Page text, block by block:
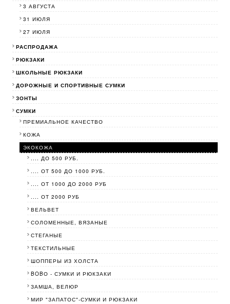
3 АВГУСТА
31 ИЮЛЯ
27 ИЮЛЯ
РАСПРОДАЖА
РЮКЗАКИ
ШКОЛЬНЫЕ РЮКЗАКИ
ДОРОЖНЫЕ И СПОРТИВНЫЕ СУМКИ
ЗОНТЫ
СУМКИ
ПРЕМИАЛЬНОЕ КАЧЕСТВО
КОЖА
ЭКОКОЖА
.... ДО 500 РУБ.
.... ОТ 500 ДО 1000 РУБ.
.... ОТ 1000 ДО 2000 РУБ
.... ОТ 2000 РУБ
ВЕЛЬВЕТ
СОЛОМЕННЫЕ, ВЯЗАНЫЕ
СТЕГАНЫЕ
ТЕКСТИЛЬНЫЕ
ШОППЕРЫ ИЗ ХОЛСТА
BOBО - СУМКИ И РЮКЗАКИ
ЗАМША, ВЕЛЮР
МИР "ЗАПАТОС"-СУМКИ И РЮКЗАКИ